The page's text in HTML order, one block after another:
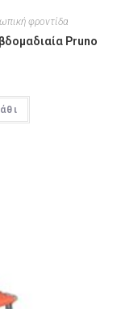
φροντίδα
Pruno